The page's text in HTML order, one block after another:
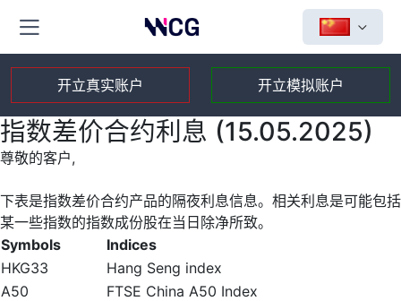
开立真实账户 开立模拟账户
指数差价合约利息 (15.05.2025)
尊敬的客户,
下表是指数差价合约产品的隔夜利息信息。相关利息是可能包括
某一些指数的指数成份股在当日除净所致。
Symbols
Indices
HKG33
Hang Seng index
A50
FTSE China A50 Index